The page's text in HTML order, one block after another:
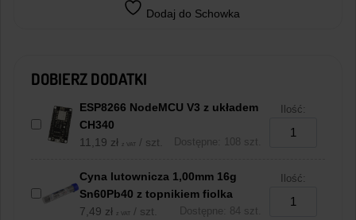
Dodaj do Schowka
DOBIERZ DODATKI
ESP8266 NodeMCU V3 z układem
CH340
11,19 zł z VAT / szt. Dostępne: 108 szt.
Ilość:
Cyna lutownicza 1,00mm 16g
Sn60Pb40 z topnikiem fiolka
7,49 zł z VAT / szt. Dostępne: 84 szt.
Ilość: